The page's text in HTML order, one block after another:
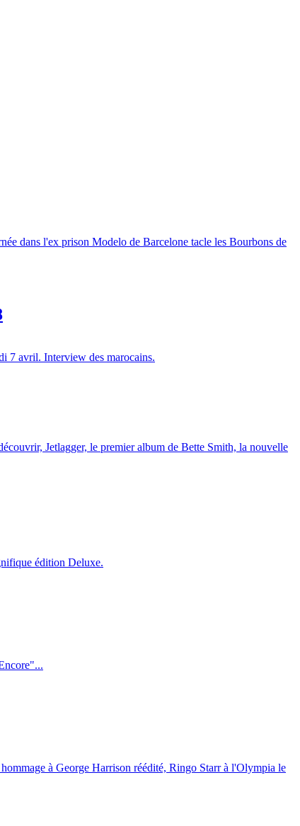
dans l'ex prison Modelo de Barcelone tacle les Bourbons de
7 avril. Interview des marocains.
Jetlagger, le premier album de Bette Smith, la nouvelle
édition Deluxe.
à George Harrison réédité, Ringo Starr à l'Olympia le